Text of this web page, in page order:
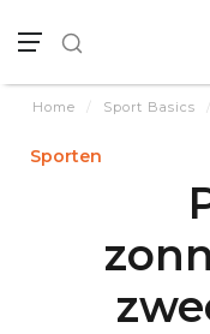
Home / Sport Basics /
Sporten